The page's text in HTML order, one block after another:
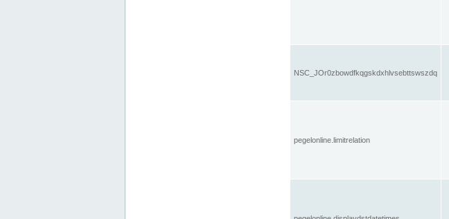
NSC_JOr0zbowdfkqgskdxhlvsebttswszdq
pegelonline.limitrelation